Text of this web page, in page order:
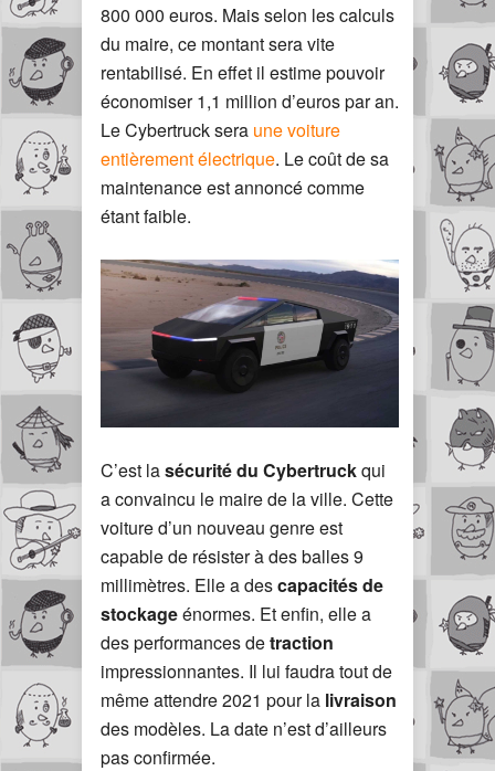
800 000 euros. Mais selon les calculs
du maire, ce montant sera vite
rentabilisé. En effet il estime pouvoir
économiser 1,1 million d’euros par an.
Le Cybertruck sera une voiture
entièrement électrique. Le coût de sa
maintenance est annoncé comme
étant faible.
C’est lasécurité du Cybertruckqui
a convaincu le maire de la ville. Cette
voiture d’un nouveau genre est
capable de résister à des balles 9
millimètres. Elle a descapacités de
stockageénormes. Et enfin, elle a
des performances detraction
impressionnantes. Il lui faudra tout de
même attendre 2021 pour la livraison
des modèles. La date n’est d’ailleurs
pas confirmée.